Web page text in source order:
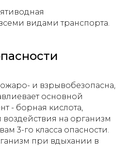
видами транспорта.
и взрывобезопасна,
основной
- борная кислота,
воздействия на организм
3-го класса опасности.
при вдыхании в